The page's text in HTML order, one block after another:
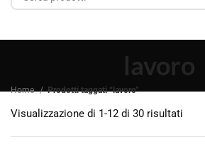
lavoro
Home Prodotti taggati “lavoro”
Visualizzazione di 1-12 di 30 risultati